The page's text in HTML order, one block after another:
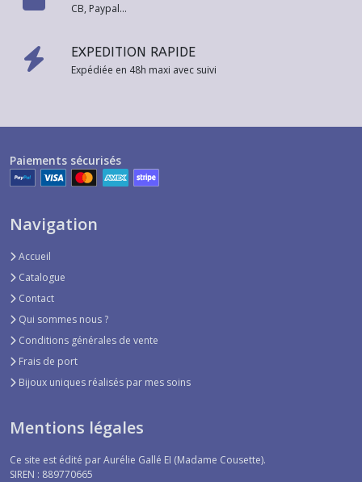
CB, Paypal...
EXPEDITION RAPIDE
Expédiée en 48h maxi avec suivi
Paiements sécurisés
Navigation
Accueil
Catalogue
Contact
Qui sommes nous ?
Conditions générales de vente
Frais de port
Bijoux uniques réalisés par mes soins
Mentions légales
Ce site est édité par Aurélie Gallé EI (Madame Cousette).
SIREN : 889770665